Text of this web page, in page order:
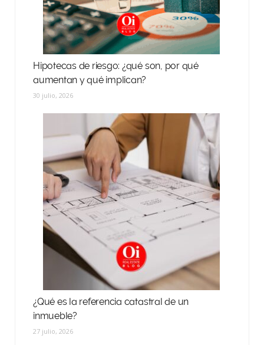
Hipotecas de riesgo: ¿qué son, por qué
aumentan y qué implican?
30 julio, 2026
¿Qué es la referencia catastral de un
inmueble?
27 julio, 2026